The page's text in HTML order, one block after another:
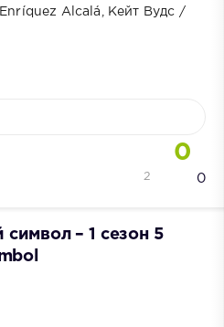
Alcalá, Кейт Вудс /
0
0
2
– 1 сезон 5